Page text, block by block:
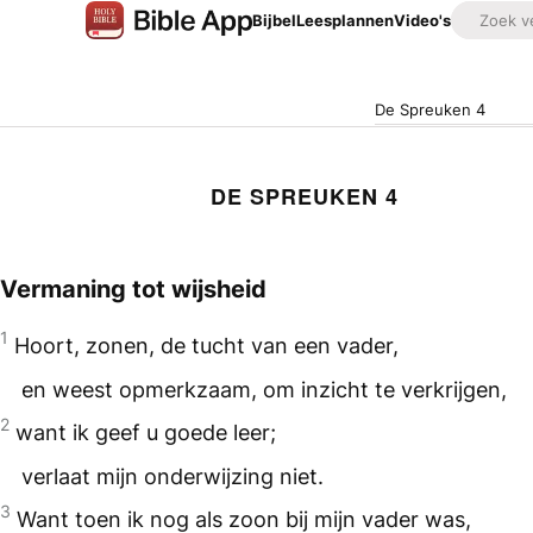
BijbelLeesplannenVideo's
De Spreuken 4
DE SPREUKEN 4
Vermaning tot wijsheid
1 Hoort, zonen, de tucht van een vader,
en weest opmerkzaam, om inzicht te verkrijgen,
2 want ik geef u goede leer;
verlaat mijn onderwijzing niet.
3 Want toen ik nog als zoon bij mijn vader was,